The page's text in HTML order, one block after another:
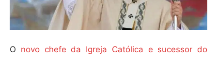
O novo chefe da Igreja Católica e sucessor do